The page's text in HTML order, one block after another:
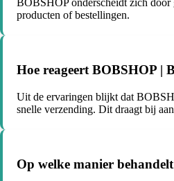
BOBSHOP onderscheidt zich door
producten of bestellingen.
Hoe reageert BOBSHOP |
Uit de ervaringen blijkt dat
snelle verzending. Dit draagt bij
Op welke manier